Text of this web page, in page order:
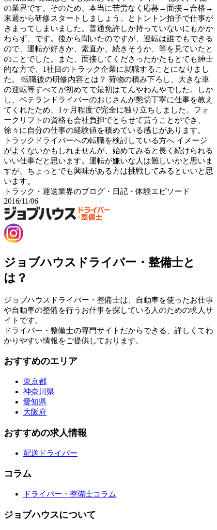
の業界です。そのため、本当に苦労なく応募→面接→合格→
来週から研修スタートしましょう、とトントン拍子で仕事が
きまってしまいました。普通免許しか持っていないにもかか
わらず、です。後から聞いたのですが、運転は誰でもできる
ので、運転が好きか、素直か、続きそうか、等を見ていたと
のことでした。また、面接してくださったかたもとても紳士
的な方で、1社目のトラック企業に就職することになりまし
た。 転職後の研修内容とは？ 荷物の積み下ろし、大きな車
の運転等すべてが初めてで最初はてんやわんやでした。しか
し、ベテランドライバーのおじさんが懇切丁寧に仕事を教え
てくれたため、1ヶ月程度で完全に独り立ちしました。フォ
ークリフトの資格も会社負担でとらせて貰うことができ、
徐々に自分の仕事の経験値を積めている感じがあります。
トラックドライバーへの転職を検討している方へ イメージ
がよくないかもしれませんが、始めてみると長く続けられる
いい仕事だと思います。運転が嫌いな人は難しいかと思いま
すが、ちょっとでも興味がある方は挑戦してみるといいと思
います。
トラック・運送業界のブログ・日記・体験エピソード
2016/11/06
ジョブハウスドライバー・整備士と
は？
ジョブハウスドライバー・整備士は、自動車を使ったお仕事
や自動車の整備を行うお仕事を探している人のための求人サ
イトです。
ドライバー・整備士の専門サイトだからできる、詳しくてわ
かりやすい情報をご提供しております。
おすすめのエリア
東京都
神奈川県
愛知県
大阪府
おすすめの求人情報
配送ドライバー
コラム
ドライバー・整備士コラム
ジョブハウスについて